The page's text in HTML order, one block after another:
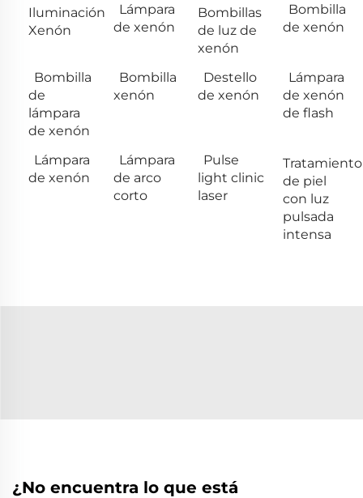
Iluminación
Xenón
Lámpara
de xenón
Bombillas
de luz de
xenón
Bombilla
de xenón
Bombilla
de
lámpara
de xenón
Bombilla
xenón
Destello
de xenón
Lámpara
de xenón
de flash
Lámpara
de xenón
Lámpara
de arco
corto
Pulse
light clinic
laser
Tratamiento
de piel
con luz
pulsada
intensa
¿No encuentra lo que está